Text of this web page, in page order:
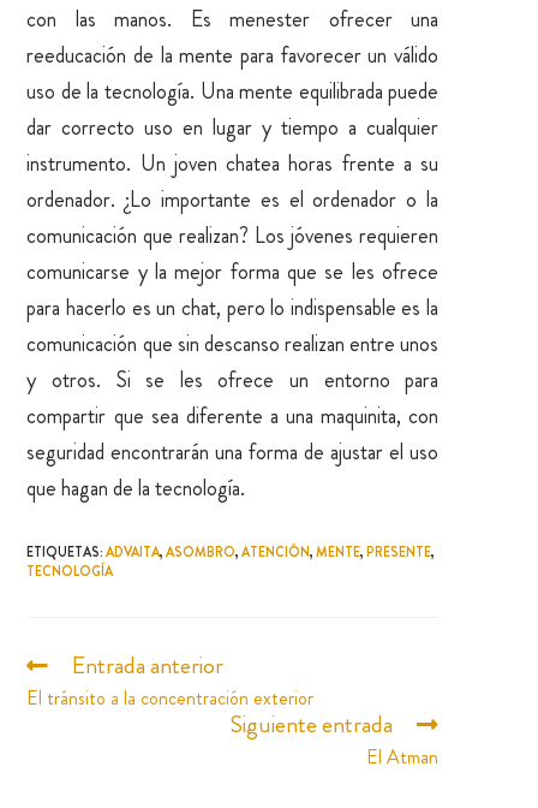
con las manos. Es menester ofrecer una
reeducación de la mente para favorecer un válido
uso de la tecnología. Una mente equilibrada puede
dar correcto uso en lugar y tiempo a cualquier
instrumento. Un joven chatea horas frente a su
ordenador. ¿Lo importante es el ordenador o la
comunicación que realizan? Los jóvenes requieren
comunicarse y la mejor forma que se les ofrece
para hacerlo es un chat, pero lo indispensable es la
comunicación que sin descanso realizan entre unos
y otros. Si se les ofrece un entorno para
compartir que sea diferente a una maquinita, con
seguridad encontrarán una forma de ajustar el uso
que hagan de la tecnología.
ETIQUETAS:ADVAITA, ASOMBRO, ATENCIÓN, MENTE, PRESENTE,
TECNOLOGÍA
Entrada anterior
El tránsito a la concentración exterior
Siguiente entrada
El Atman